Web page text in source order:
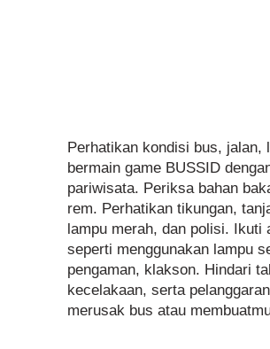
Perhatikan kondisi bus, jalan,
bermain game BUSSID
pariwisata. Periksa bahan
rem. Perhatikan tikungan,
lampu merah, dan polisi. Ikuti
seperti menggunakan lampu
pengaman, klakson. Hindari
kecelakaan, serta
merusak bus atau